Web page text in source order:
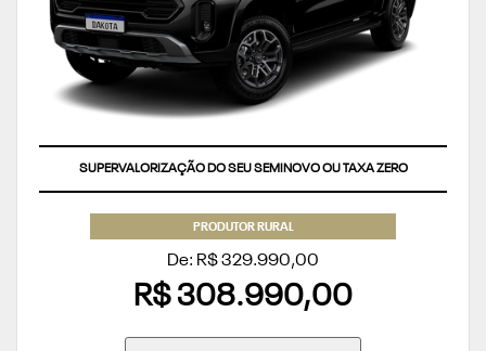
SUPERVALORIZAÇÃO DO SEU SEMINOVO OU TAXA ZERO
PRODUTOR RURAL
De: R$ 329.990,00
R$ 308.990,00